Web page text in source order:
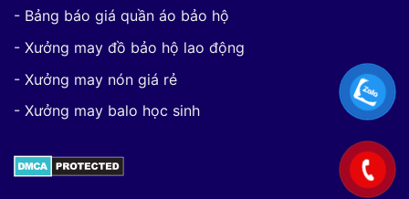
- Bảng báo giá quần áo bảo hộ
- Xưởng may đồ bảo hộ lao động
- Xưởng may nón giá rẻ
- Xưởng may balo học sinh